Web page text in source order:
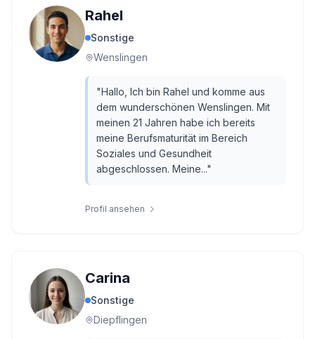
Rahel
Sonstige
Wenslingen
"Hallo, Ich bin Rahel und komme aus
dem wunderschönen Wenslingen. Mit
meinen 21 Jahren habe ich bereits
meine Berufsmaturität im Bereich
Soziales und Gesundheit
abgeschlossen. Meine..."
Profil ansehen
Carina
Sonstige
Diepflingen